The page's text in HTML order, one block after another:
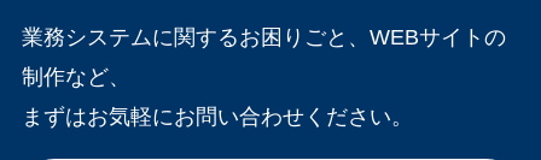
業務システムに関するお困りごと、WEBサイトの
制作など、
まずはお気軽にお問い合わせください。